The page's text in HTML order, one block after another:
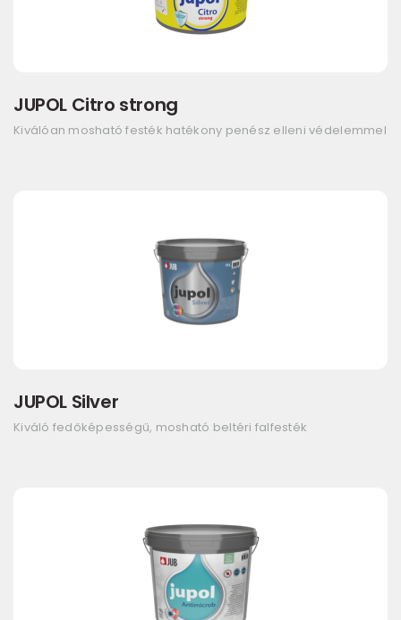
JUPOL Citro strong
Kiválóan mosható festék hatékony penész elleni védelemmel
JUPOL Silver
Kiváló fedőképességű, mosható beltéri falfesték